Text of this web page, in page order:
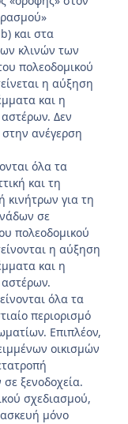
και στα
κλινών των
πολεοδομικού
η αύξηση
και η
Δεν
ανέγερση
όλα τα
και τη
κινήτρων για τη
σε
πολεοδομικού
η αύξηση
και η
όλα τα
περιορισμό
Επιπλέον,
οικισμών
ξενοδοχεία.
σχεδιασμού,
μόνο